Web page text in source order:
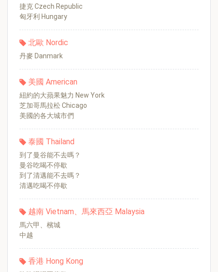
捷克 Czech Republic
匈牙利 Hungary
北歐 Nordic
丹麥 Danmark
美國 American
紐約的大蘋果魅力 New York
芝加哥馬拉松 Chicago
美國的各大城市們
泰國 Thailand
到了曼谷能不去嗎？
曼谷吃喝不停歇
到了清邁能不去嗎？
清邁吃喝不停歇
越南 Vietnam、馬來西亞 Malaysia
馬六甲、檳城
中越
香港 Hong Kong